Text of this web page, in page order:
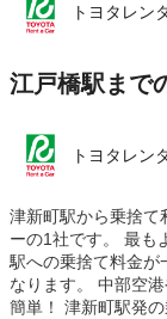
トヨタレン
江戸橋駅まで
トヨタレン
津新町駅から乗捨て
ーの1社です。 最も
駅への乗捨て料金が
なります。 中部空
簡単！ 津新町駅発